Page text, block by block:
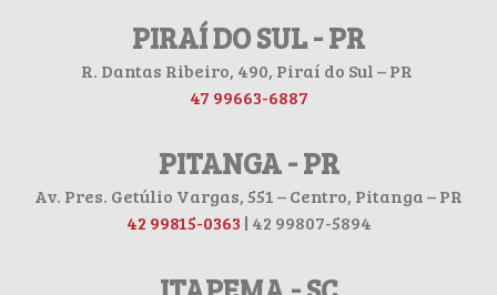
PIRAÍ DO SUL - PR
R. Dantas Ribeiro, 490, Piraí do Sul – PR
47 99663-6887
PITANGA - PR
Av. Pres. Getúlio Vargas, 551 – Centro, Pitanga – PR
42 99815-0363 | 42 99807-5894